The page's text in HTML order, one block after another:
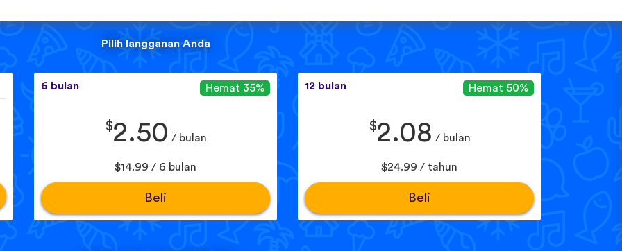
Pilih langganan Anda
6 bulan Hemat 35%
$2.50 / bulan
$14.99 / 6 bulan
Beli
12 bulan Hemat 50%
$2.08 / bulan
$24.99 / tahun
Beli